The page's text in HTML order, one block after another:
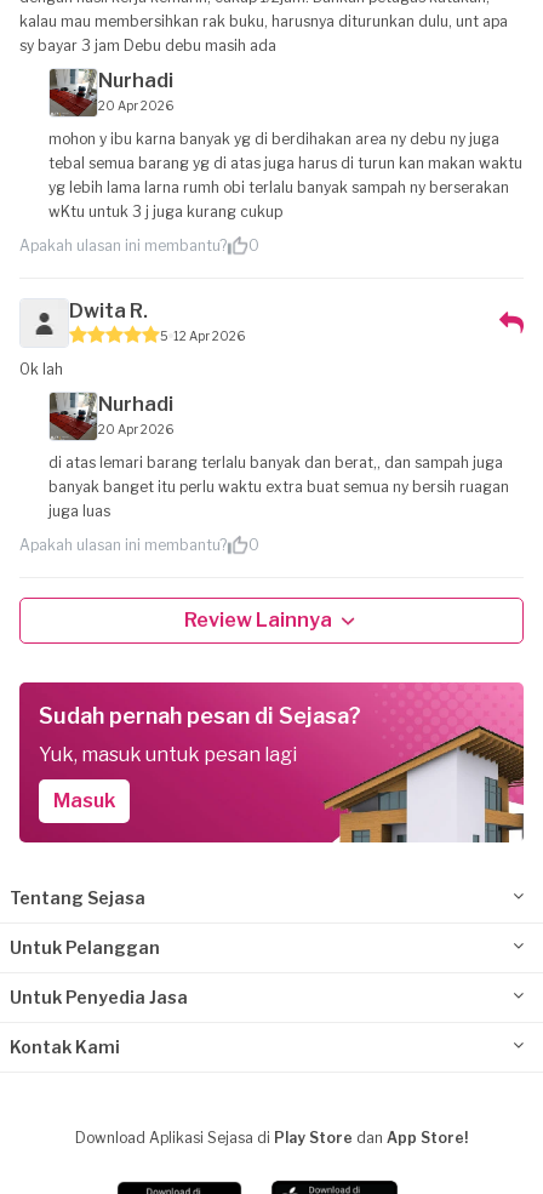
kalau mau membersihkan rak buku, harusnya diturunkan dulu, unt apa
sy bayar 3 jam Debu debu masih ada
Nurhadi
20 Apr 2026
mohon y ibu karna banyak yg di berdihakan area ny debu ny juga
tebal semua barang yg di atas juga harus di turun kan makan waktu
yg lebih lama larna rumh obi terlalu banyak sampah ny berserakan
wKtu untuk 3 j juga kurang cukup
Apakah ulasan ini membantu?
0
Dwita R.
5 12 Apr 2026
Ok lah
Nurhadi
20 Apr 2026
di atas lemari barang terlalu banyak dan berat,, dan sampah juga
banyak banget itu perlu waktu extra buat semua ny bersih ruagan
juga luas
Apakah ulasan ini membantu?
0
Review Lainnya
Sudah pernah pesan di Sejasa?
Yuk, masuk untuk pesan lagi
Masuk
Tentang Sejasa
Untuk Pelanggan
Untuk Penyedia Jasa
Kontak Kami
Download Aplikasi Sejasa di Play Store dan App Store!